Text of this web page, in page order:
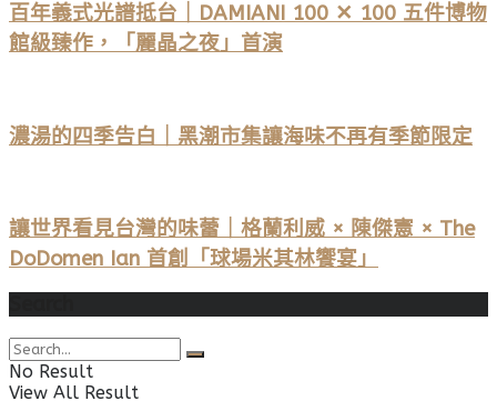
百年義式光譜抵台｜DAMIANI 100 ✕ 100 五件博物
館級臻作，「麗晶之夜」首演
濃湯的四季告白｜黑潮市集讓海味不再有季節限定
讓世界看見台灣的味蕾｜格蘭利威 × 陳傑憲 × The
DoDomen Ian 首創「球場米其林饗宴」
No Result
View All Result